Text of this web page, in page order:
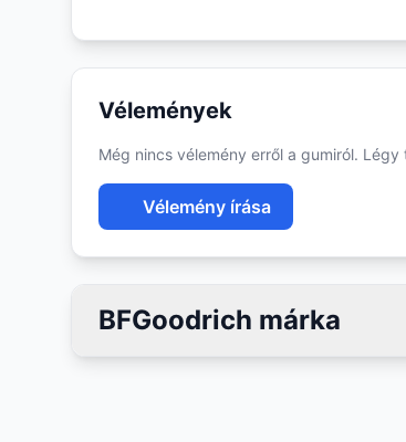
Vélemények
Még nincs vélemény erről a gumiról. Légy
Vélemény írása
BFGoodrich márka